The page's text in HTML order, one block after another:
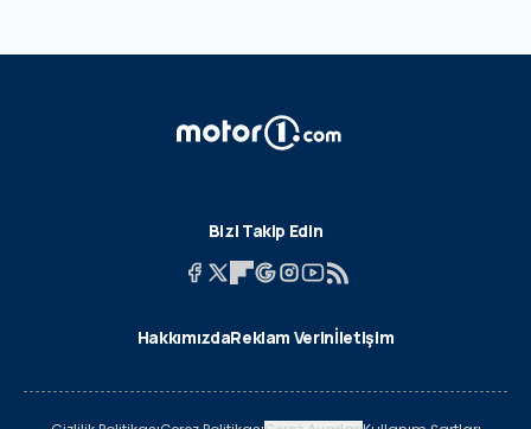
Bizi Takip Edin
HakkımızdaReklam Verinİletişim